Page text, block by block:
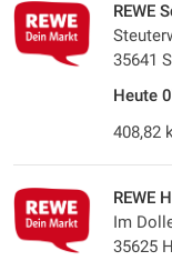
REWE
35641
Heute
408,82
REWE
Im
35625